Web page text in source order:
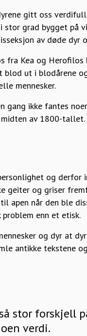
gitt oss
stor grad bygget på
av døde dyr
fra Kea og
blod ut i blodårene
mennesker.
gang ikke fantes
av 1800-tallet.
og derfor
geiter og griser
apen når den ble
enn et etisk.
og dyr at
antikke tekstene
stor forskjell
verdi.